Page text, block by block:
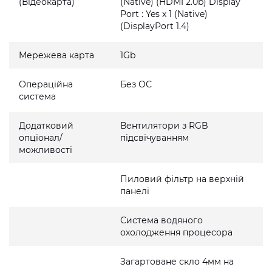
Port : Yes x 1 (Native)
(DisplayPort 1.4)
Мережева карта 1Gb
Операційна
система
Без ОС
Додатковий
опціонал/
можливості
Вентилятори з RGB
підсвічуванням
Пиловий фільтр на верхній
панелі
Система водяного
охолодження процесора
Загартоване скло 4мм на